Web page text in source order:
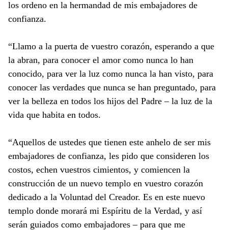
los ordeno en la hermandad de mis embajadores de
confianza.
“Llamo a la puerta de vuestro corazón, esperando a que
la abran, para conocer el amor como nunca lo han
conocido, para ver la luz como nunca la han visto, para
conocer las verdades que nunca se han preguntado, para
ver la belleza en todos los hijos del Padre – la luz de la
vida que habita en todos.
“Aquellos de ustedes que tienen este anhelo de ser mis
embajadores de confianza, les pido que consideren los
costos, echen vuestros cimientos, y comiencen la
construcción de un nuevo templo en vuestro corazón
dedicado a la Voluntad del Creador. Es en este nuevo
templo donde morará mi Espíritu de la Verdad, y así
serán guiados como embajadores – para que me